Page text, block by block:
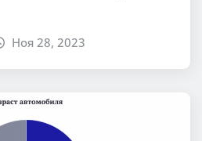
Ноя 28, 2023